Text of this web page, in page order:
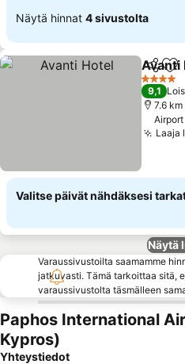
Näytä hinnat 4 sivustolta
Jaa
Avanti
4
9,1
7.6
Airport
Laaja
Valitse päivät nähdäksesi
Näytä
Varaussivustoilta saamamme
jatkuvasti. Tämä tarkoittaa sitä,
varaussivustolta täsmälleen
Paphos International
Kypros)
Yhteystiedot